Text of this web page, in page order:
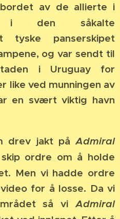
av de allierte i
i den såkalte
tyske panserskipet
og var sendt til
i Uruguay for
like ved munningen av
en svært viktig havn
drev jakt påAdmiral
ordre om å holde
Men vi hadde ordre
for å losse. Da vi
så viAdmiral